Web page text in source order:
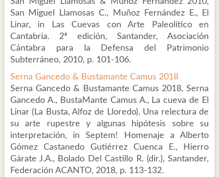
San Miguel Llamosas C., Muñoz Fernández E., El
Linar, in Las Cuevas con Arte Paleolítico en
Cantabria. 2ª edición, Santander, Asociación
Cántabra para la Defensa del Patrimonio
Subterráneo, 2010, p. 101-106.
Serna Gancedo & Bustamante Camus 2018
Serna Gancedo & Bustamante Camus 2018, Serna
Gancedo A., BustaMante Camus A., La cueva de El
Linar (La Busta, Alfoz de Lloredo). Una relectura de
su arte rupestre y algunas hipótesis sobre su
interpretación, in Septem! Homenaje a Alberto
Gómez Castanedo Gutiérrez Cuenca E., Hierro
Gárate J.A., Bolado Del Castillo R. (dir.), Santander,
Federación ACANTO, 2018, p. 113-132.